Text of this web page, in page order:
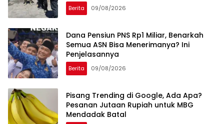
Berita 09/08/2026
Dana Pensiun PNS Rp1 Miliar, Benarkah
Semua ASN Bisa Menerimanya? Ini
Penjelasannya
Berita 09/08/2026
Pisang Trending di Google, Ada Apa?
Pesanan Jutaan Rupiah untuk MBG
Mendadak Batal